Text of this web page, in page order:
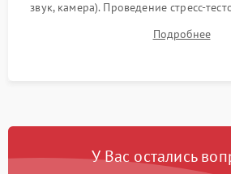
звук, камера). Проведение стресс-
для контроля температурного
системы под пиковой
Подробнее
У Вас остались